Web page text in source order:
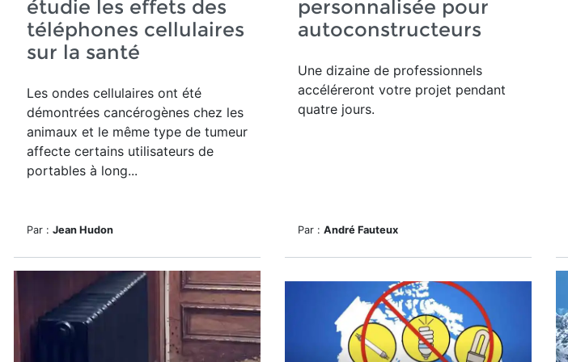
étudie les effets des
téléphones cellulaires
sur la santé
Les ondes cellulaires ont été
démontrées cancérogènes chez les
animaux et le même type de tumeur
affecte certains utilisateurs de
portables à long...
Par : Jean Hudon
personnalisée pour
autoconstructeurs
Une dizaine de professionnels
accéléreront votre projet pendant
quatre jours.
Par : André Fauteux